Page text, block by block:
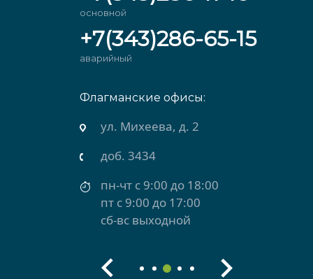
основной
+7(343)286-65-15
аварийный
Флагманские офисы:
ул. Михеева, д. 2
доб. 3434
пн-чт с 9:00 до 18:00
пт с 9:00 до 17:00
сб-вс выходной